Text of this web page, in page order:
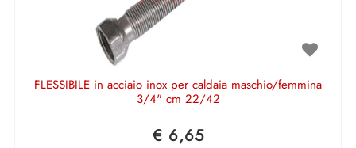
FLESSIBILE in acciaio inox per caldaia maschio/femmina
3/4" cm 22/42
€ 6,65